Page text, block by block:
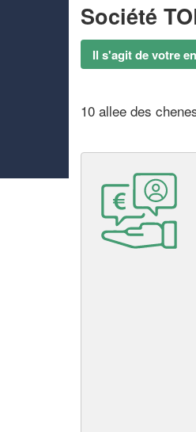
Société
Il s'agit de votre
10 allee des